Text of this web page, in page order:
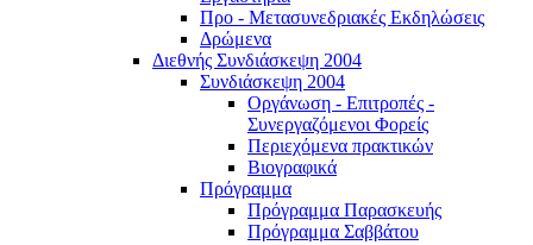
Προ - Μετασυνεδριακές Εκδηλώσεις
Δρώμενα
Διεθνής Συνδιάσκεψη 2004
Συνδιάσκεψη 2004
Οργάνωση - Επιτροπές -
Συνεργαζόμενοι Φορείς
Περιεχόμενα πρακτικών
Βιογραφικά
Πρόγραμμα
Πρόγραμμα Παρασκευής
Πρόγραμμα Σαββάτου